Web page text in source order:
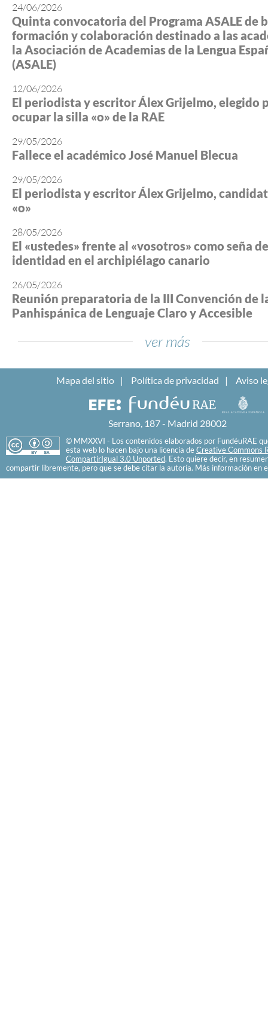
24/06/2026
Quinta convocatoria del Programa ASALE de
formación y colaboración destinado a las
la Asociación de Academias de la Lengua
(ASALE)
12/06/2026
El periodista y escritor Álex Grijelmo, elegido
ocupar la silla «o» de la RAE
29/05/2026
Fallece el académico José Manuel Blecua
29/05/2026
El periodista y escritor Álex Grijelmo,
«o»
28/05/2026
El «ustedes» frente al «vosotros» como seña de
identidad en el archipiélago canario
26/05/2026
Reunión preparatoria de la III Convención de
Panhispánica de Lenguaje Claro y Accesible
ver más
Mapa del sitio Política de privacidad Aviso
Serrano, 187 - Madrid 28002
© MMXXVI - Los contenidos elaborados por FundéuRAE
esta web lo hacen bajo una licencia de Creative Commons
CompartirIgual 3.0 Unported. Esto quiere decir, en
compartir libremente, pero que se debe citar la autoría. Más información en